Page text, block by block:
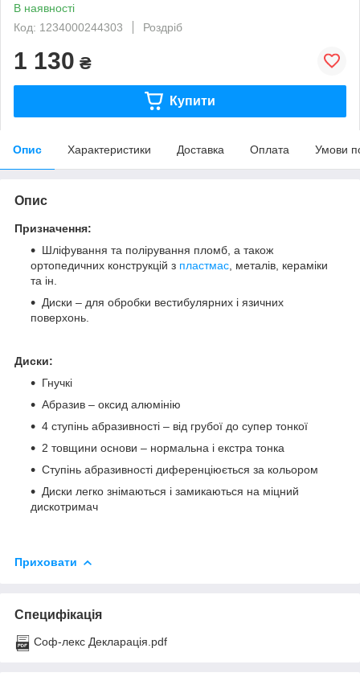
В наявності
Код: 1234000244303
Роздріб
1 130 ₴
Купити
Опис Характеристики Доставка Оплата Умови
Опис
Призначення:
Шліфування та полірування пломб, а також
ортопедичних конструкцій з пластмас , металів, кераміки
та ін.
Диски – для обробки вестибулярних і язичних
поверхонь.
Диски:
Гнучкі
Абразив – оксид алюмінію
4 ступінь абразивності – від грубої до супер тонкої
2 товщини основи – нормальна і екстра тонка
Ступінь абразивності диференціюється за кольором
Диски легко знімаються і замикаються на міцний
дискотримач
Приховати
Специфікація
Соф-лекс Декларація.pdf